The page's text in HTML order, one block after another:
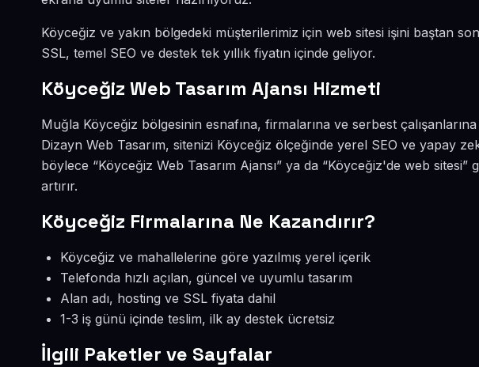
Köyceğiz ve yakın bölgedeki müşterilerimiz için web sitesi işini baştan
SSL, temel SEO ve destek tek yıllık fiyatın içinde geliyor.
Köyceğiz Web Tasarım Ajansı Hizmeti
Muğla Köyceğiz bölgesinin esnafına, firmalarına ve serbest
Dizayn Web Tasarım, sitenizi Köyceğiz ölçeğinde yerel SEO ve yapay
böylece “Köyceğiz Web Tasarım Ajansı” ya da “Köyceğiz'de web
artırır.
Köyceğiz Firmalarına Ne Kazandırır?
Köyceğiz ve mahallelerine göre yazılmış yerel içerik
Telefonda hızlı açılan, güncel ve uyumlu tasarım
Alan adı, hosting ve SSL fiyata dahil
1-3 iş günü içinde teslim, ilk ay destek ücretsiz
İlgili Paketler ve Sayfalar